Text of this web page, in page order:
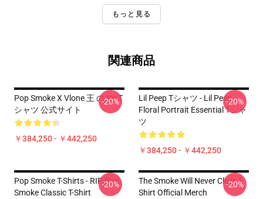
もっと見る
関連商品
Pop Smoke X Vlone 王 の Ny T
シャツ 公式サイト
￥384,250 - ￥442,250
-20%
Lil Peep Tシャツ - Lil Peep
Floral Portrait Essential Tシャ
ツ
￥384,250 - ￥442,250
-20%
Pop Smoke T-Shirts - RIP Pop
Smoke Classic T-Shirt
-20%
The Smoke Will Never Clear T-
Shirt Official Merch
-20%